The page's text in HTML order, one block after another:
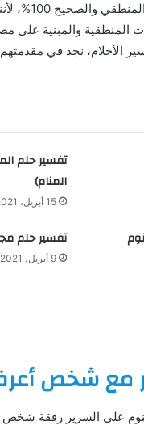
لهذا
المنطقية والمبنية على
الأحلام، نجد في
تفسير حلم
المنام)
15 أبريل، 2021
تفسير حلم
9 أبريل، 2021
مع شخص
على السرير رفقة